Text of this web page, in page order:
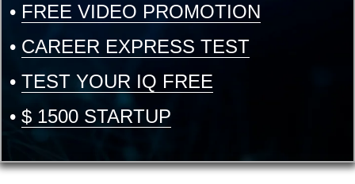
• FREE VIDEO PROMOTION
• CAREER EXPRESS TEST
• TEST YOUR IQ FREE
• $ 1500 STARTUP